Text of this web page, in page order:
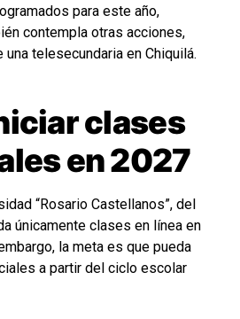
para este año,
contempla otras acciones,
telesecundaria en Chiquilá.
clases
en 2027
“Rosario Castellanos”, del
únicamente clases en línea en
la meta es que pueda
a partir del ciclo escolar